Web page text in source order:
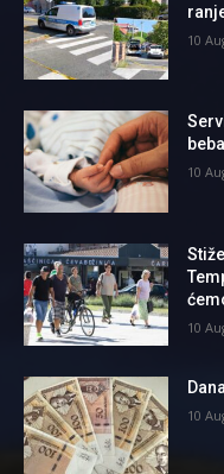
10
10
10
10